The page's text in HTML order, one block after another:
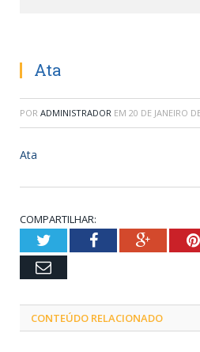
Ata
POR ADMINISTRADOR EM 20 DE JANEIRO
Ata
COMPARTILHAR:
TwitterFacebookGoogle+
Email
CONTEÚDO RELACIONADO